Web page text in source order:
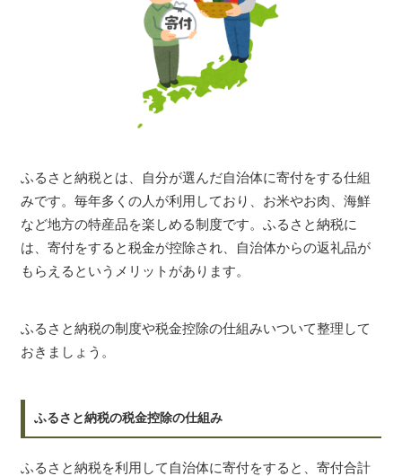
ふるさと納税とは、自分が選んだ自治体に寄付をする仕組
みです。毎年多くの人が利用しており、お米やお肉、海鮮
など地方の特産品を楽しめる制度です。ふるさと納税に
は、寄付をすると税金が控除され、自治体からの返礼品が
もらえるというメリットがあります。
ふるさと納税の制度や税金控除の仕組みいついて整理して
おきましょう。
ふるさと納税の税金控除の仕組み
ふるさと納税を利用して自治体に寄付をすると、寄付合計